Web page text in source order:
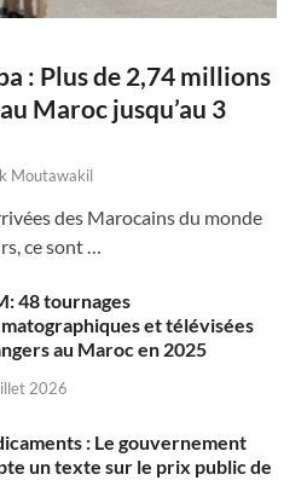
: Plus de 2,74 millions
Maroc jusqu’au 3
Moutawakil
des Marocains du monde
ce sont …
48 tournages
et télévisées
au Maroc en 2025
2026
: Le gouvernement
un texte sur le prix public de